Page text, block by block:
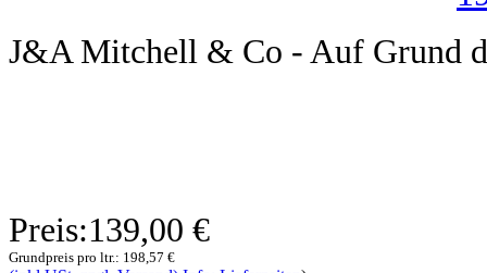
J&A Mitchell & Co - Auf Grund
Preis:139,00 €
Grundpreis pro ltr.: 198,57 €